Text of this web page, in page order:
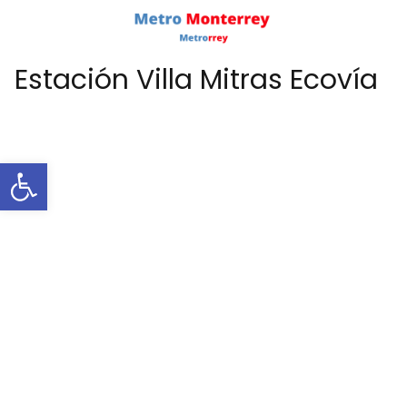
Abrir barra de herramientas
Estación Villa Mitras Ecovía